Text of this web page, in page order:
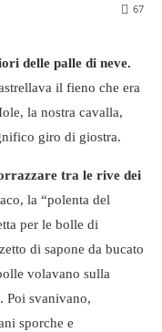
67
delle palle di neve.
il fieno che era
la nostra cavalla,
giro di giostra.
tra le rive dei
la “polenta del
per le bolle di
di sapone da bucato
volavano sulla
Poi svanivano,
sporche e